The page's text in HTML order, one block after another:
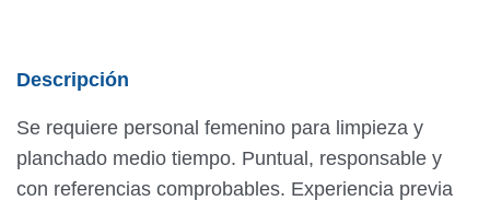
Descripción
Se requiere personal femenino para limpieza y
planchado medio tiempo. Puntual, responsable y
con referencias comprobables. Experiencia previa